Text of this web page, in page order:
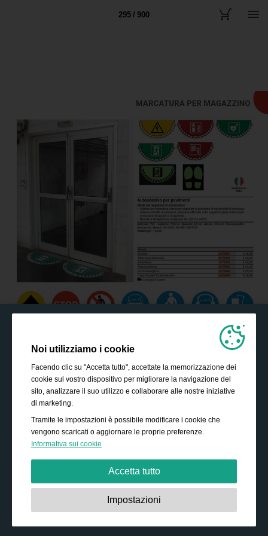
295 / 900
Noi utilizziamo i cookie
Facendo clic su "Accetta tutto", accettate la memorizzazione dei
cookie sul vostro dispositivo per migliorare la navigazione del
sito, analizzare il suo utilizzo e collaborare alle nostre iniziative
di marketing.
Tramite le impostazioni è possibile modificare i cookie che
vengono scaricati o aggiornare le proprie preferenze.
Informativa sui cookie
Accetta tutto
Strettamente necessari:
Questi cookie sono essenziali
per abilitare funzionalità di base come la navigazione,
Impostazioni